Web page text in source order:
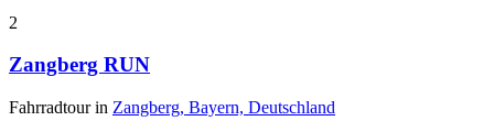
2
Zangberg RUN
Fahrradtour in Zangberg, Bayern, Deutschland